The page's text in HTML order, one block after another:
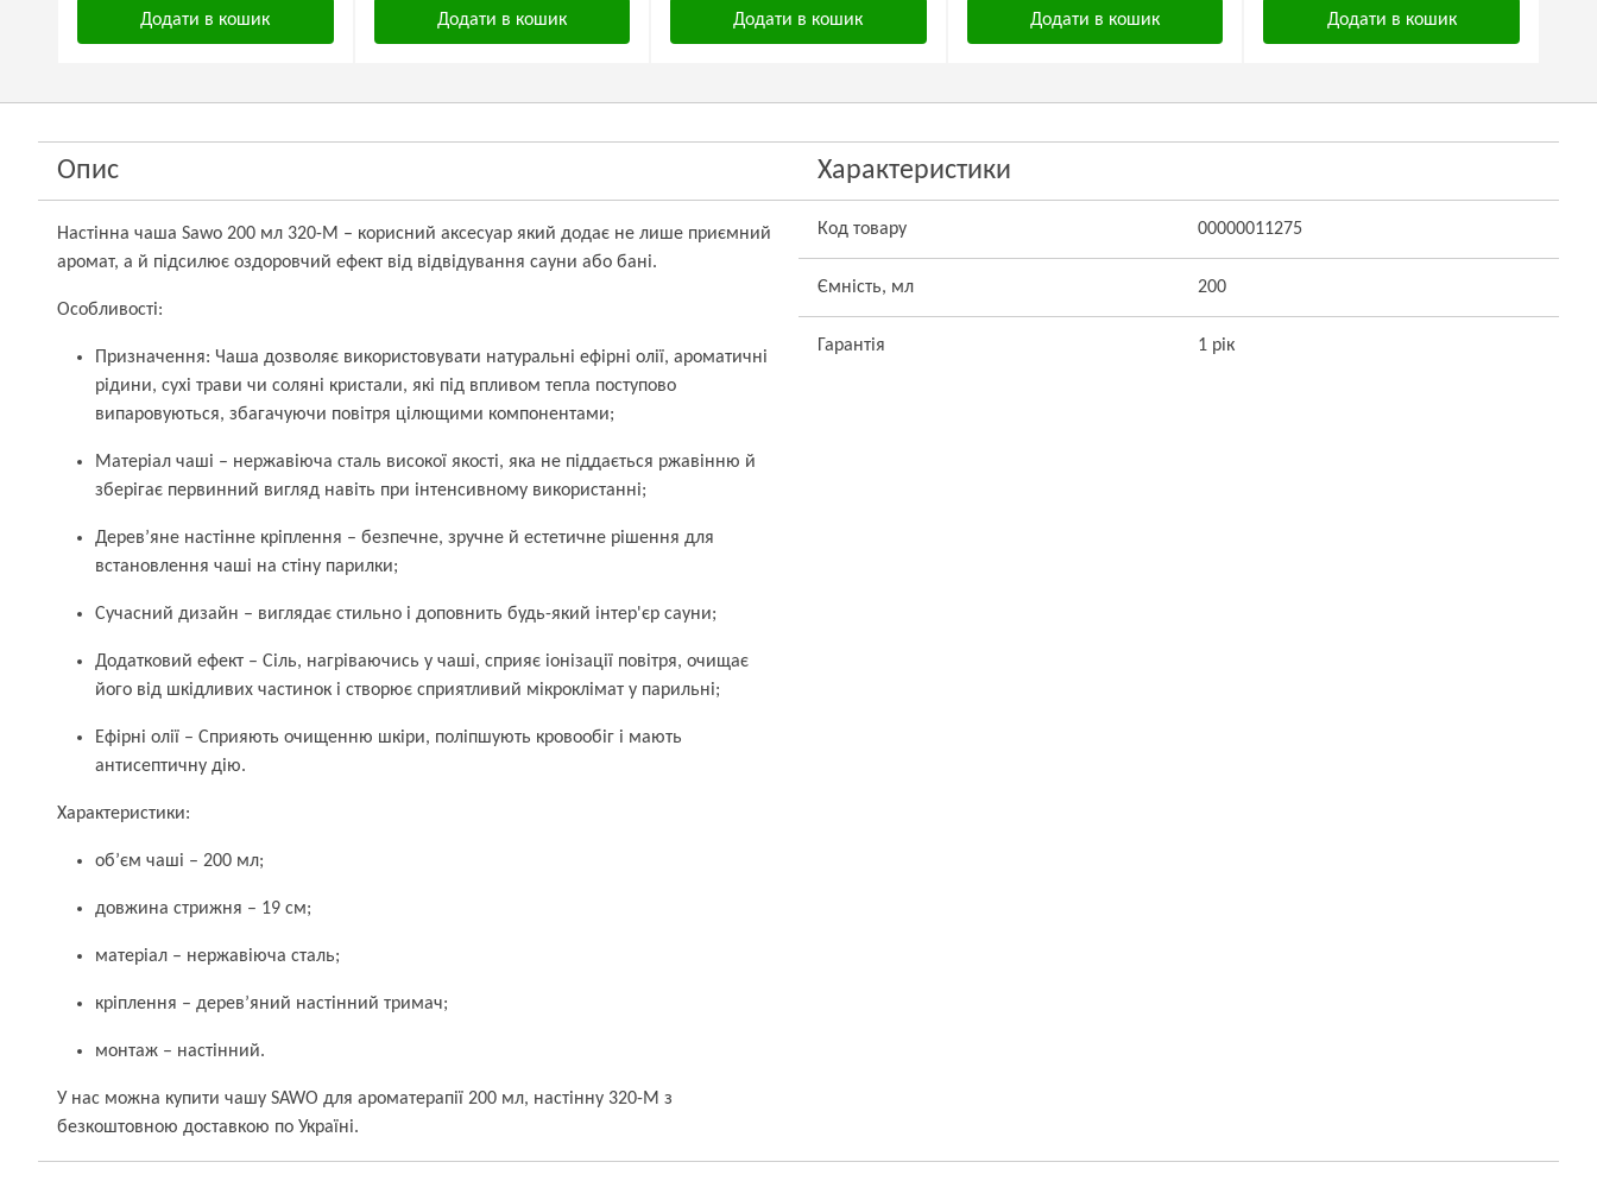
Додати в кошик Додати в кошик Додати в кошик Додати в кошик Додати в кошик
Опис
Настінна чаша Sawo 200 мл 320-M – корисний аксесуар який додає не лише приємний
аромат, а й підсилює оздоровчий ефект від відвідування сауни або бані.
Особливості:
Призначення: Чаша дозволяє використовувати натуральні ефірні олії, ароматичні
рідини, сухі трави чи соляні кристали, які під впливом тепла поступово
випаровуються, збагачуючи повітря цілющими компонентами;
Матеріал чаші – нержавіюча сталь високої якості, яка не піддається ржавінню й
зберігає первинний вигляд навіть при інтенсивному використанні;
Дерев’яне настінне кріплення – безпечне, зручне й естетичне рішення для
встановлення чаші на стіну парилки;
Сучасний дизайн – виглядає стильно і доповнить будь-який інтер'єр сауни;
Додатковий ефект – Сіль, нагріваючись у чаші, сприяє іонізації повітря, очищає
його від шкідливих частинок і створює сприятливий мікроклімат у парильні;
Ефірні олії – Сприяють очищенню шкіри, поліпшують кровообіг і мають
антисептичну дію.
Характеристики:
об’єм чаші – 200 мл;
довжина стрижня – 19 см;
матеріал – нержавіюча сталь;
кріплення – дерев’яний настінний тримач;
монтаж – настінний.
У нас можна купити чашу SAWO для ароматерапії 200 мл, настінну 320-M з
безкоштовною доставкою по Україні.
Характеристики
Код товару 00000011275
Ємність, мл 200
Гарантія 1 рік